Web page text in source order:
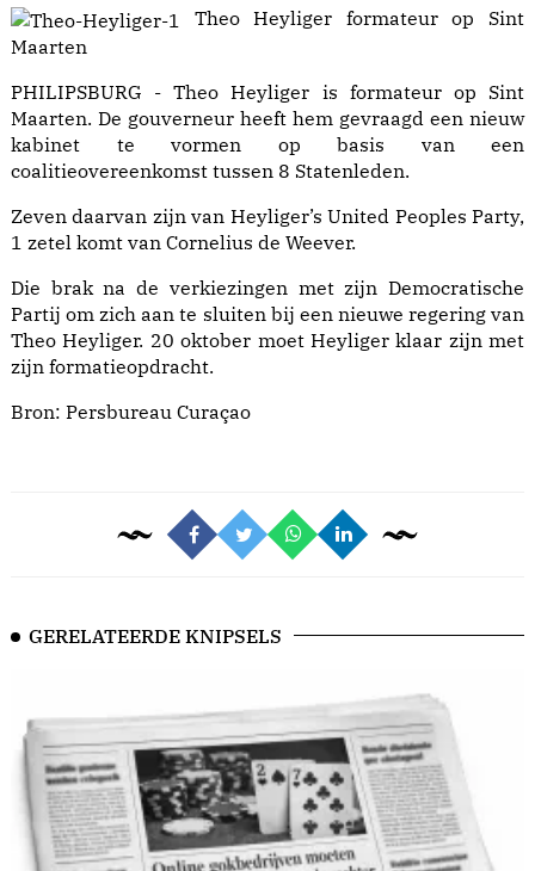
Theo Heyliger formateur op Sint
Maarten
PHILIPSBURG - Theo Heyliger is formateur op Sint
Maarten. De gouverneur heeft hem gevraagd een nieuw
kabinet te vormen op basis van een
coalitieovereenkomst tussen 8 Statenleden.
Zeven daarvan zijn van Heyliger’s United Peoples Party,
1 zetel komt van Cornelius de Weever.
Die brak na de verkiezingen met zijn Democratische
Partij om zich aan te sluiten bij een nieuwe regering van
Theo Heyliger. 20 oktober moet Heyliger klaar zijn met
zijn formatieopdracht.
Bron: Persbureau Curaçao
GERELATEERDE KNIPSELS